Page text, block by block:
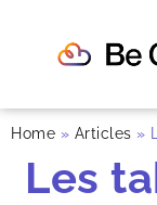
Home » Articles »
Les